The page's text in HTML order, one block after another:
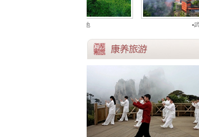
▪武当山康